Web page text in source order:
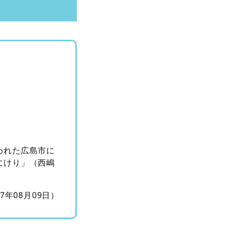
た広島市に
けり」（西嶋
年08月09日）